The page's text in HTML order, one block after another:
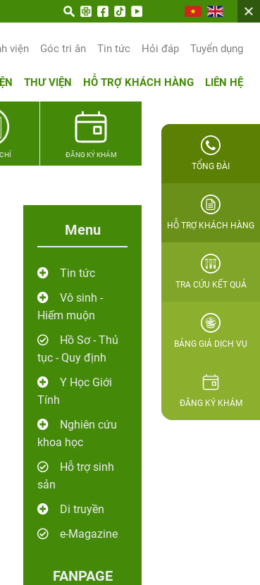
viện Góc tri ân Tin tức Hỏi đáp Tuyển dụng
THƯ VIỆN HỖ TRỢ KHÁCH HÀNG LIÊN HỆ
ĐĂNG KÝ KHÁM
Menu
Tin tức
Vô sinh -
Hiếm muộn
Hồ Sơ - Thủ
tục - Quy định
Y Học Giới
Tính
Nghiên cứu
khoa học
Hỗ trợ sinh
sản
Di truyền
e-Magazine
FANPAGE
TỔNG ĐÀI
HỖ TRỢ KHÁCH HÀNG
TRA CỨU KẾT QUẢ
BẢNG GIÁ DỊCH VỤ
ĐĂNG KÝ KHÁM